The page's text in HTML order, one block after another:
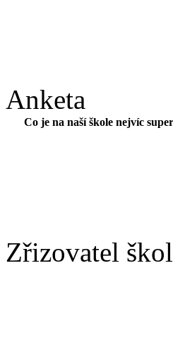
Anketa
Co je na naší škole nejvíc
Zřizovatel